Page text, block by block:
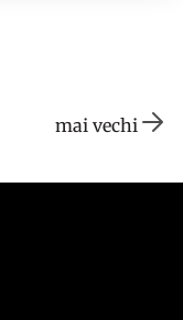
mai vechi